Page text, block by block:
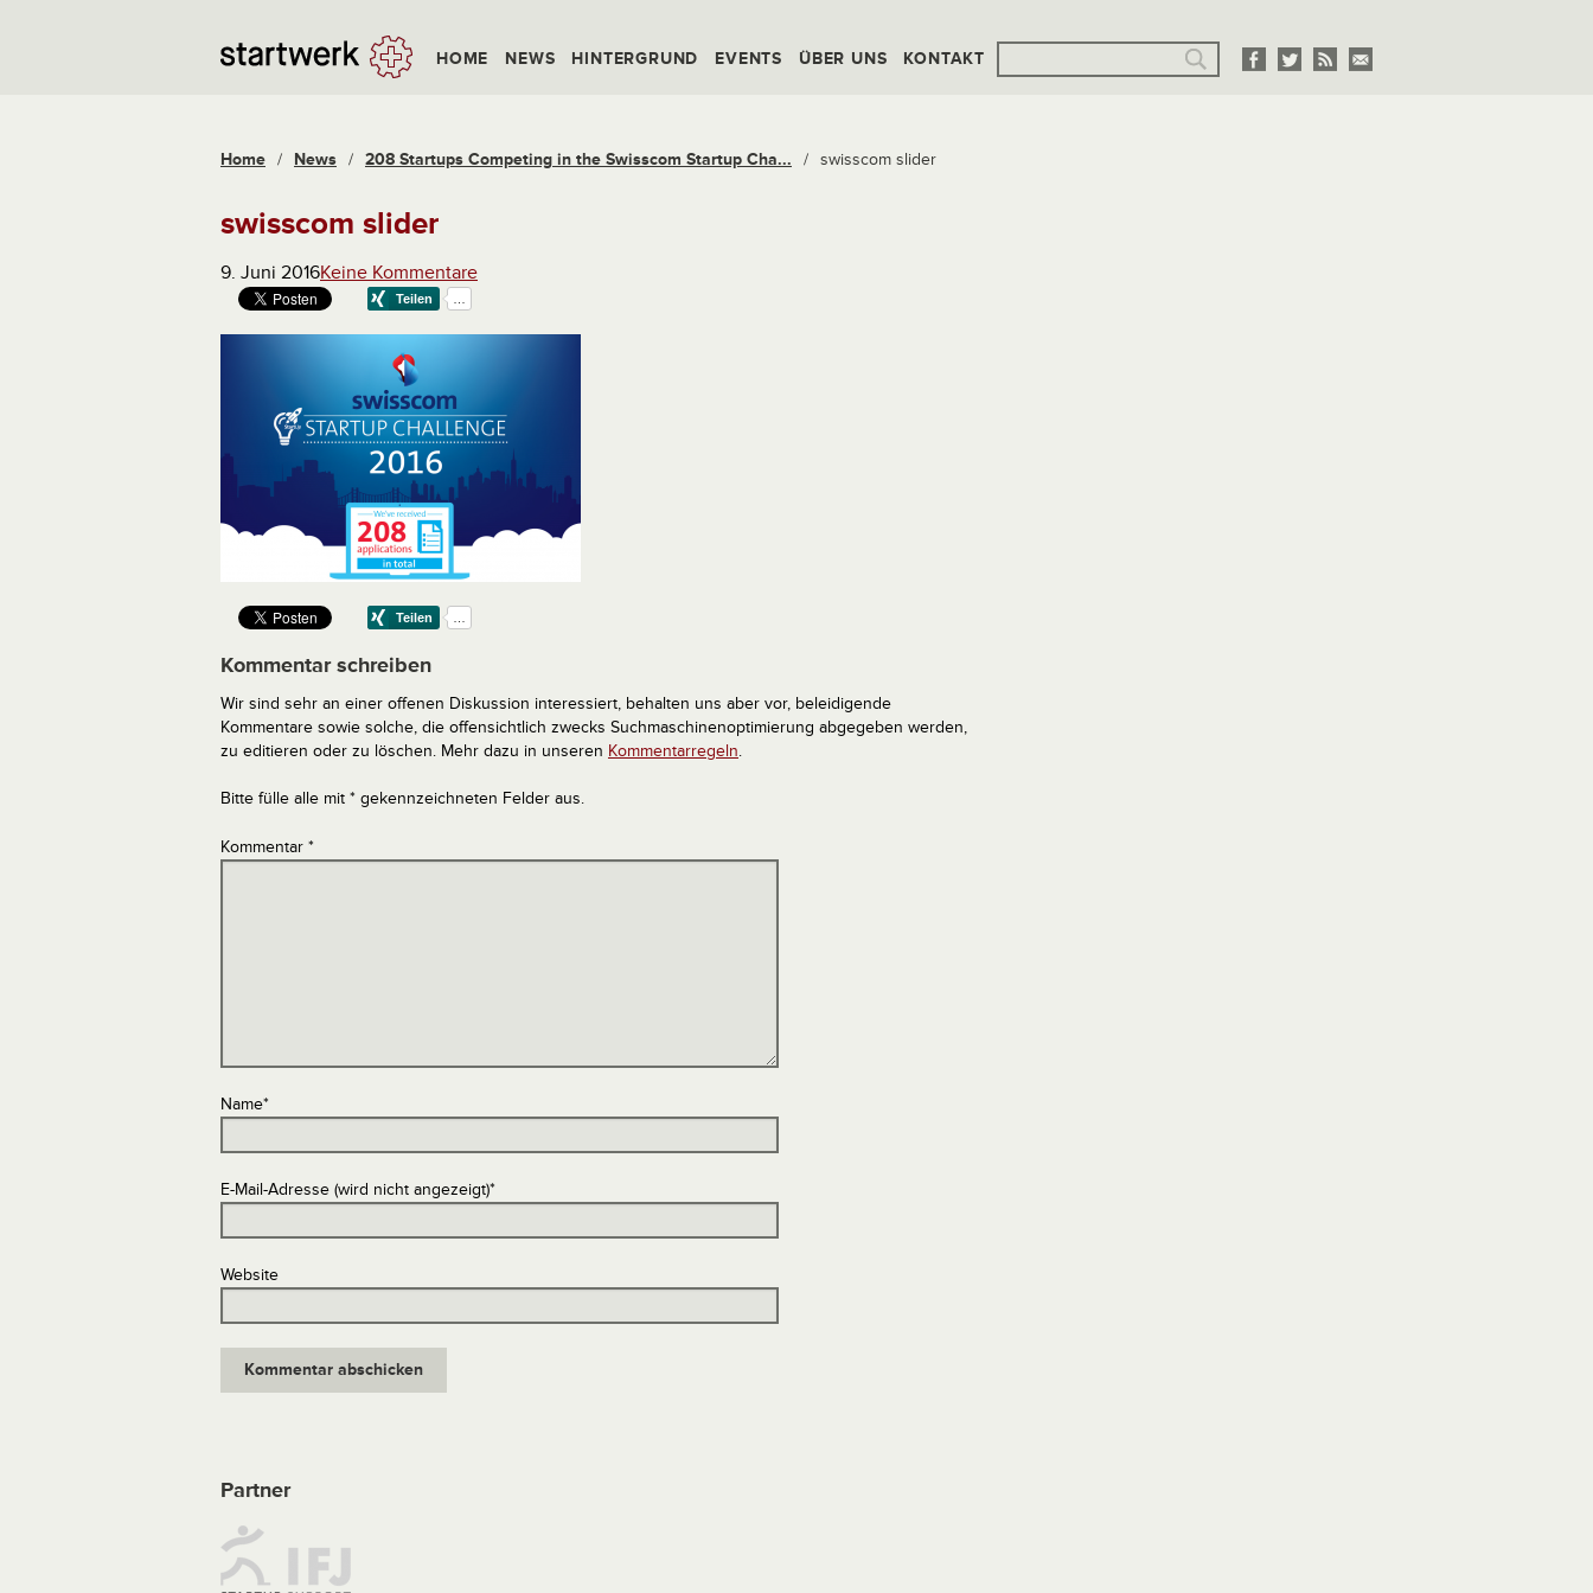
HOME NEWS HINTERGRUND EVENTS ÜBER UNS KONTAKT
Home / News / 208 Startups Competing in the Swisscom Startup Cha... / swisscom slider
swisscom slider
9. Juni 2016Keine Kommentare
Kommentar schreiben
Wir sind sehr an einer offenen Diskussion interessiert, behalten uns aber vor, beleidigende
Kommentare sowie solche, die offensichtlich zwecks Suchmaschinenoptimierung abgegeben werden,
zu editieren oder zu löschen. Mehr dazu in unseren Kommentarregeln.
Bitte fülle alle mit * gekennzeichneten Felder aus.
Kommentar *
Name*
E-Mail-Adresse (wird nicht angezeigt)*
Website
Partner